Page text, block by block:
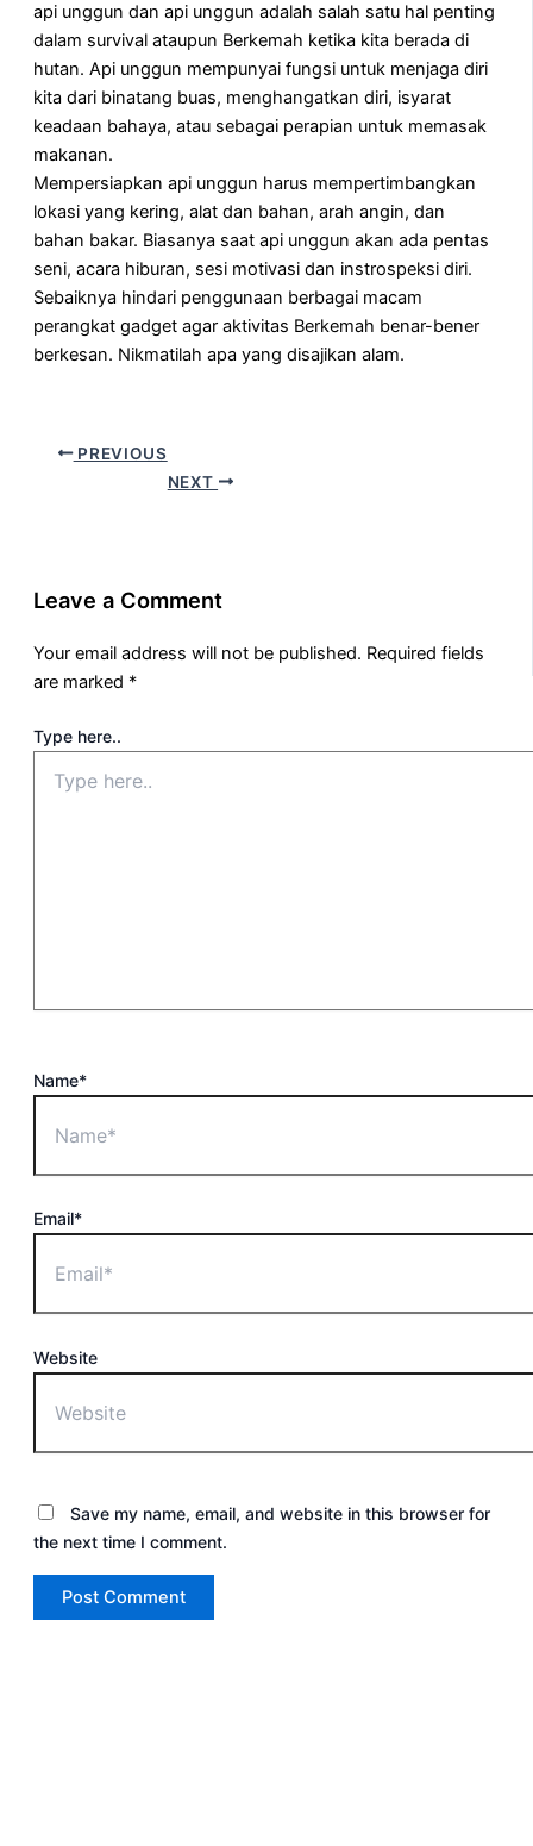
api unggun dan api unggun adalah salah satu hal penting
dalam survival ataupun Berkemah ketika kita berada di
hutan. Api unggun mempunyai fungsi untuk menjaga diri
kita dari binatang buas, menghangatkan diri, isyarat
keadaan bahaya, atau sebagai perapian untuk memasak
makanan.
Mempersiapkan api unggun harus mempertimbangkan
lokasi yang kering, alat dan bahan, arah angin, dan
bahan bakar. Biasanya saat api unggun akan ada pentas
seni, acara hiburan, sesi motivasi dan instrospeksi diri.
Sebaiknya hindari penggunaan berbagai macam
perangkat gadget agar aktivitas Berkemah benar-bener
berkesan. Nikmatilah apa yang disajikan alam.
PREVIOUS
NEXT
Leave a Comment
Your email address will not be published. Required fields
are marked *
Type here..
Name*
Email*
Website
Save my name, email, and website in this browser for
the next time I comment.